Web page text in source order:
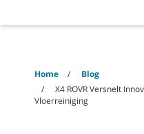
Home
Blog
X4 ROVR Versnelt
Vloerreiniging